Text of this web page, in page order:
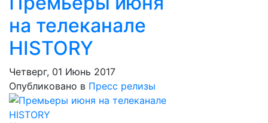
на телеканале
HISTORY
Четверг, 01 Июнь 2017
Опубликовано в Пресс релизы